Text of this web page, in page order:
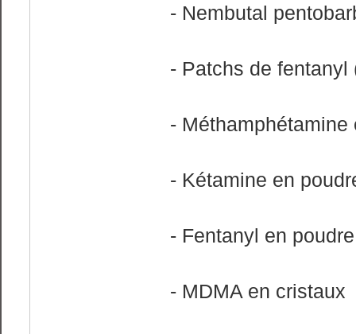
- Nembutal
- Patchs de fentanyl
- Méthamphétamine
- Kétamine en
- Fentanyl en poudre
- MDMA en cristaux